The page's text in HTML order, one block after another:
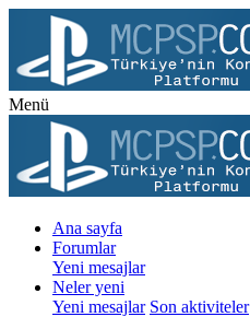
Menü
Ana sayfa
Forumlar
Yeni mesajlar
Neler yeni
Yeni mesajlar Son aktiviteler